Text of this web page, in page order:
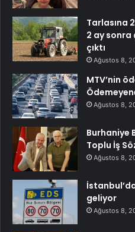
Tarlasına
2 ay sonra
çıktı
Ağustos 8,
MTV’nin
Ağustos 8,
Burhaniye
Toplu İş
Ağustos 8,
geliyor
Ağustos 8,